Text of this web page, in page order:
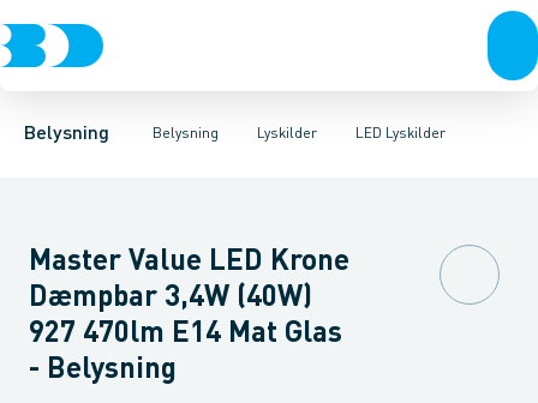
Belysning Belysning
Belysning Lyskilder
LyskilderBelysningsarmaturerLysstyringTilbehør til
LED Lyskilder
LED Lyskilder LysrørUV-LampeMetalhalogen
Master Value LED Krone
Dæmpbar 3,4W (40W)
927 470lm E14 Mat Glas
- Belysning